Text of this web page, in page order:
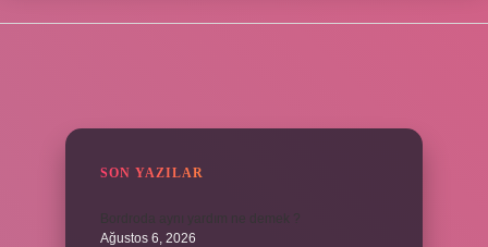
SON YAZILAR
Ağustos 6, 2026